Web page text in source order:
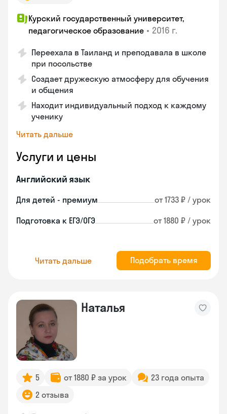
Курский государственный университет,
педагогическое образование • 2016 г.
Переехала в Таиланд и преподавала в школе
при посольстве
Создает дружескую атмосферу для обучения
и общения
Находит индивидуальный подход к каждому
ученику
Читать дальше
Услуги и цены
Английский язык
Для детей - премиум от 1733 ₽ / урок
Подготовка к ЕГЭ/ОГЭ от 1880 ₽ / урок
Читать дальше Подобрать время
Наталья
5 от 1880 ₽ за урок
23 года опыта
2 отзыва